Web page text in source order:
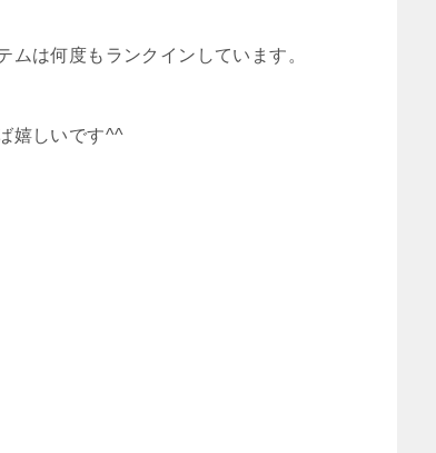
は何度もランクインしています。
嬉しいです^^